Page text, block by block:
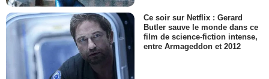
Ce soir sur Netflix : Gerard
Butler sauve le monde dans ce
film de science-fiction intense,
entre Armageddon et 2012